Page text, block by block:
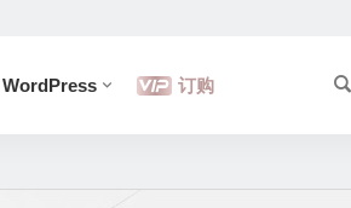
WordPress 订购